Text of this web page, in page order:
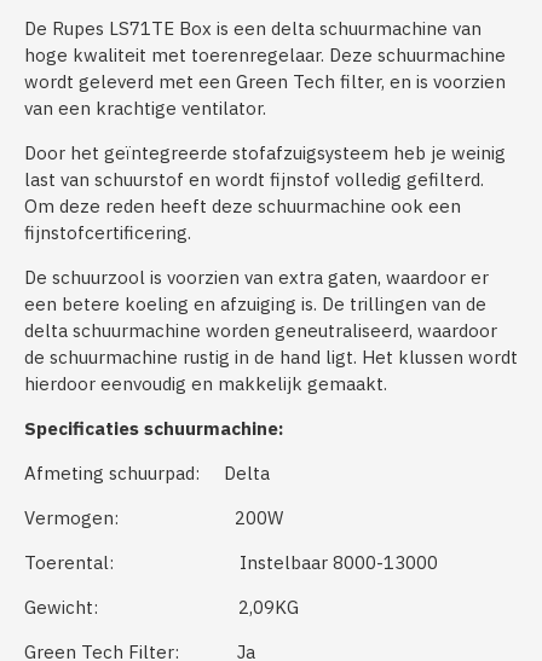
De Rupes LS71TE Box is een delta schuurmachine van
hoge kwaliteit met toerenregelaar. Deze schuurmachine
wordt geleverd met een Green Tech filter, en is voorzien
van een krachtige ventilator.
Door het geïntegreerde stofafzuigsysteem heb je weinig
last van schuurstof en wordt fijnstof volledig gefilterd.
Om deze reden heeft deze schuurmachine ook een
fijnstofcertificering.
De schuurzool is voorzien van extra gaten, waardoor er
een betere koeling en afzuiging is. De trillingen van de
delta schuurmachine worden geneutraliseerd, waardoor
de schuurmachine rustig in de hand ligt. Het klussen wordt
hierdoor eenvoudig en makkelijk gemaakt.
Specificaties schuurmachine:
Afmeting schuurpad: Delta
Vermogen: 200W
Toerental: Instelbaar 8000-13000
Gewicht: 2,09KG
Green Tech Filter: Ja